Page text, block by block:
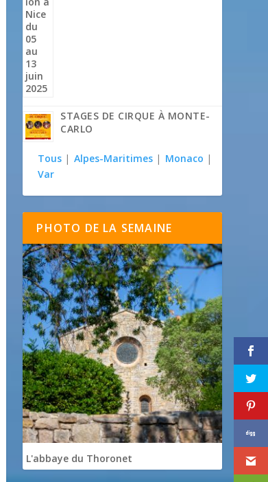
STAGES DE CIRQUE À MONTE-
CARLO
Tous | Alpes-Maritimes | Monaco |
Var
PHOTO DE LA SEMAINE
L'abbaye du Thoronet